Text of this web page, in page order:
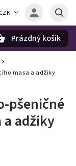
CZK
Prázdný košík
masa a adžiky
pšeničné
adžiky